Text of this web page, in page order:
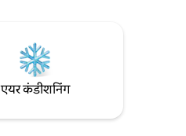
एयर कंडीशनिंग